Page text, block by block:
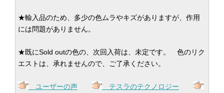
★輸入品のため、多少の色ムラやキズがありますが、作用
には問題がありません。
★既にSold outの色の、次回入荷は、未定です。 色のリク
エストは、承れませんので、ご了承ください。
ユーザーの声
テスラのテクノロジー